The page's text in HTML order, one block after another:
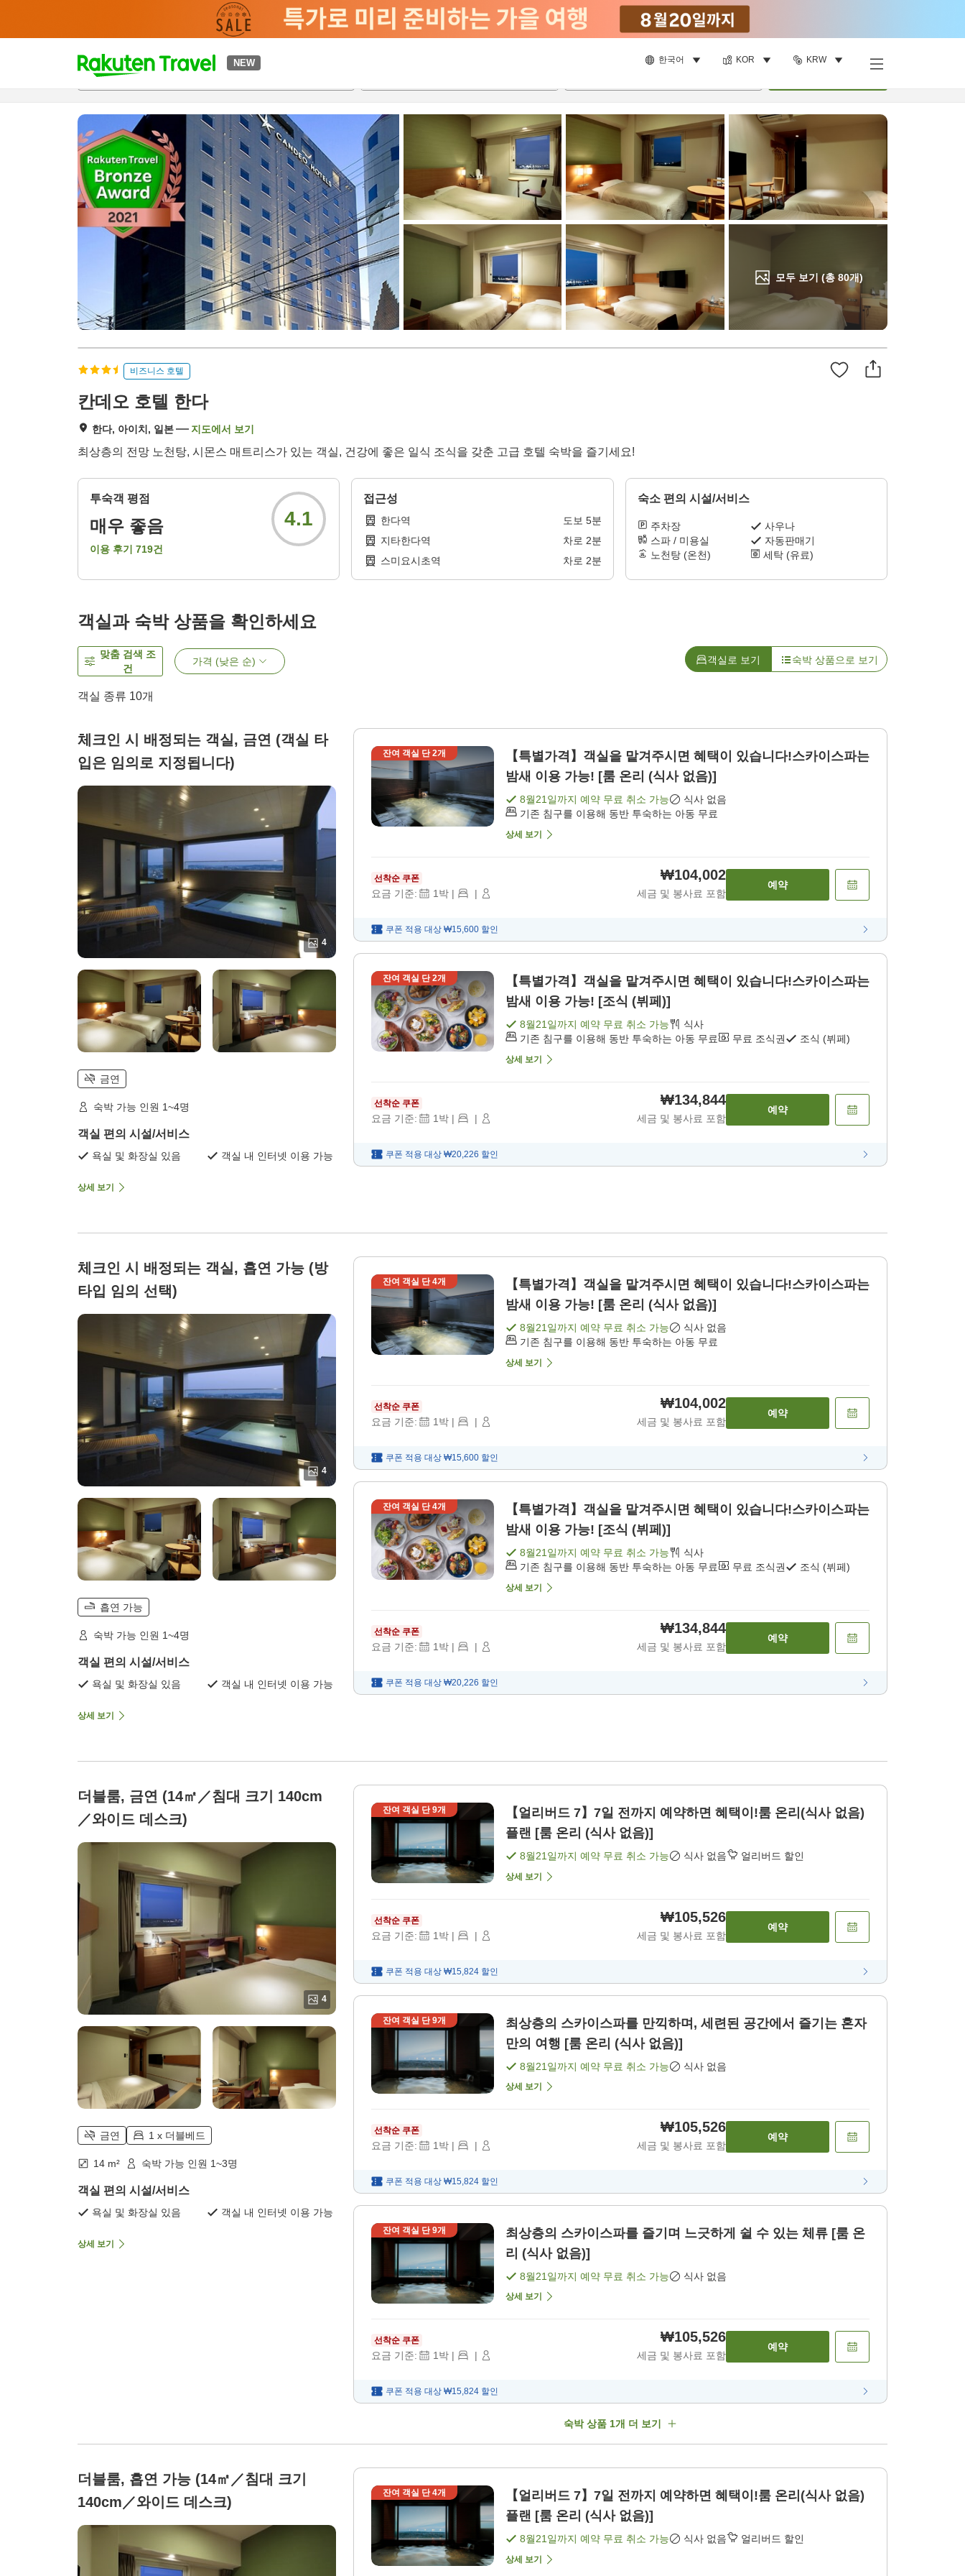
NEW 한국어 KOR KRW
t
p
a
g
e
_
s
e
a
모두 보기 (총 80개)
개요객실 & 숙박 상품이용 후기 하이라이트
비즈니스 호텔
칸데오 호텔 한다
한다, 아이치, 일본 지도에서 보기
최상층의 전망 노천탕, 시몬스 매트리스가 있는 객실, 건강에 좋은 일식 조식을 갖춘 고급 호텔 숙박을 즐기세요!
투숙객 평점
매우 좋음
이용 후기 719건
4.1
접근성
한다역 도보 5분
지타한다역
차로 2분
스미요시초역
차로 2분
숙소 편의 시설/서비스
주차장
사우나
스파 / 미용실
자동판매기
노천탕 (온천)
세탁 (유료)
객실과 숙박 상품을 확인하세요
맞춤 검색 조
건
가격 (낮은 순) 객실로 보기 숙박 상품으로 보기
객실 종류 10개
체크인 시 배정되는 객실, 금연 (객실 타
입은 임의로 지정됩니다)
4
금연
숙박 가능 인원 1~4명
객실 편의 시설/서비스
욕실 및 화장실 있음 객실 내 인터넷 이용 가능
상세 보기
잔여 객실 단2개
【특별가격】객실을 맡겨주시면 혜택이 있습니다!스카이스파는
밤새 이용 가능! [룸 온리 (식사 없음)]
8월21일까지 예약 무료 취소 가능
식사 없음
기존 침구를 이용해 동반 투숙하는 아동 무료
상세 보기
선착순 쿠폰
요금 기준: 1박 | |
₩104,002
세금 및 봉사료 포함
예약
쿠폰 적용 대상 ₩15,600 할인
잔여 객실 단2개
【특별가격】객실을 맡겨주시면 혜택이 있습니다!스카이스파는
밤새 이용 가능! [조식 (뷔페)]
8월21일까지 예약 무료 취소 가능
식사
기존 침구를 이용해 동반 투숙하는 아동 무료
무료 조식권 조식 (뷔페)
상세 보기
선착순 쿠폰
요금 기준: 1박 | |
₩134,844
세금 및 봉사료 포함
예약
쿠폰 적용 대상 ₩20,226 할인
체크인 시 배정되는 객실, 흡연 가능 (방
타입 임의 선택)
4
흡연 가능
숙박 가능 인원 1~4명
객실 편의 시설/서비스
욕실 및 화장실 있음 객실 내 인터넷 이용 가능
상세 보기
잔여 객실 단4개
【특별가격】객실을 맡겨주시면 혜택이 있습니다!스카이스파는
밤새 이용 가능! [룸 온리 (식사 없음)]
8월21일까지 예약 무료 취소 가능
식사 없음
기존 침구를 이용해 동반 투숙하는 아동 무료
상세 보기
선착순 쿠폰
요금 기준: 1 박 | |
₩104,002
세금 및 봉사료 포함
예약
쿠폰 적용 대상 ₩15,600 할인
잔여 객실 단4개
【특별가격】객실을 맡겨주시면 혜택이 있습니다!스카이스파는
밤새 이용 가능! [조식 (뷔페)]
8월21일까지 예약 무료 취소 가능
식사
기존 침구를 이용해 동반 투숙하는 아동 무료
무료 조식권 조식 (뷔페)
상세 보기
선착순 쿠폰
요금 기준: 1 박 | |
₩134,844
세금 및 봉사료 포함
예약
쿠폰 적용 대상 ₩20,226 할인
더블룸, 금연 (14㎡／침대 크기 140cm
／와이드 데스크)
4
금연 1 x 더블베드
14 m² 숙박 가능 인원 1~3명
객실 편의 시설/서비스
욕실 및 화장실 있음 객실 내 인터넷 이용 가능
상세 보기
잔여 객실 단9개
【얼리버드 7】7일 전까지 예약하면 혜택이!룸 온리(식사 없음)
플랜 [룸 온리 (식사 없음)]
8월21일까지 예약 무료 취소 가능 식사 없음 얼리버드 할인
상세 보기
선착순 쿠폰
요금 기준: 1 박 | |
₩105,526
세금 및 봉사료 포함
예약
쿠폰 적용 대상 ₩15,824 할인
잔여 객실 단9개
최상층의 스카이스파를 만끽하며, 세련된 공간에서 즐기는 혼자
만의 여행 [룸 온리 (식사 없음)]
8월21일까지 예약 무료 취소 가능 식사 없음
상세 보기
선착순 쿠폰
요금 기준: 1 박 | |
₩105,526
세금 및 봉사료 포함
예약
쿠폰 적용 대상 ₩15,824 할인
잔여 객실 단9개
최상층의 스카이스파를 즐기며 느긋하게 쉴 수 있는 체류 [룸 온
리 (식사 없음)]
8월21일까지 예약 무료 취소 가능 식사 없음
상세 보기
선착순 쿠폰
요금 기준: 1 박 | |
₩105,526
세금 및 봉사료 포함
예약
쿠폰 적용 대상 ₩15,824 할인
숙박 상품 1개 더 보기
더블룸, 흡연 가능 (14㎡／침대 크기
140cm／와이드 데스크)
잔여 객실 단4개
【얼리버드 7】7일 전까지 예약하면 혜택이!룸 온리(식사 없음)
플랜 [룸 온리 (식사 없음)]
8월21일까지 예약 무료 취소 가능 식사 없음 얼리버드 할인
상세 보기